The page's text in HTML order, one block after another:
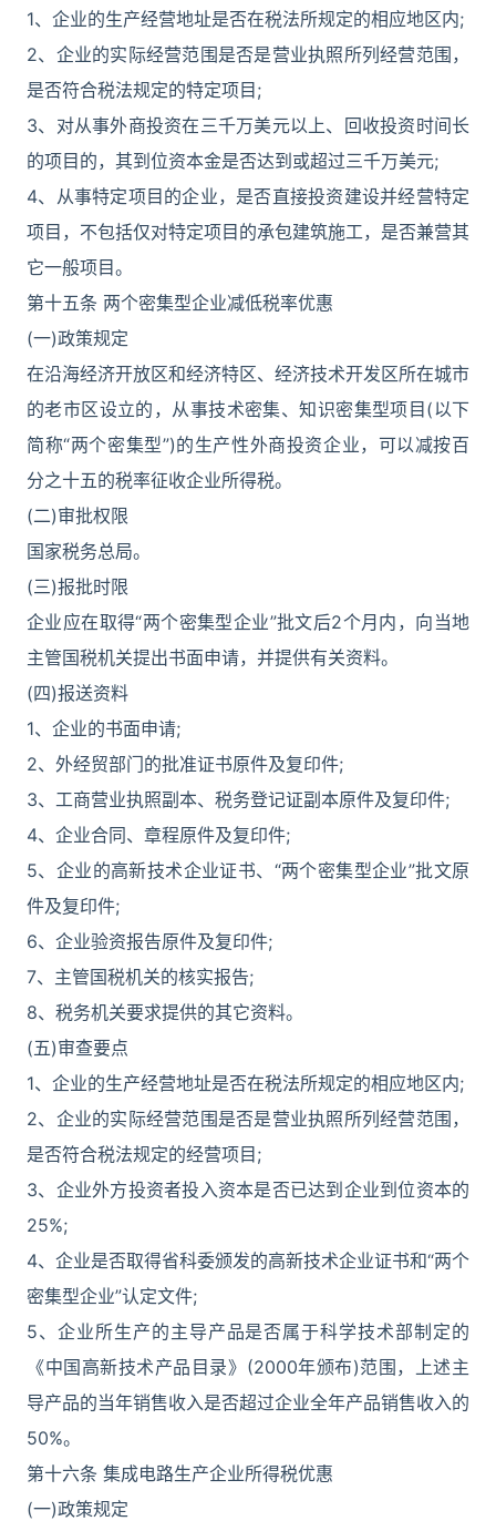
1、企业的生产经营地址是否在税法所规定的相应地区内;
2、企业的实际经营范围是否是营业执照所列经营范围，
是否符合税法规定的特定项目;
3、对从事外商投资在三千万美元以上、回收投资时间长
的项目的，其到位资本金是否达到或超过三千万美元;
4、从事特定项目的企业，是否直接投资建设并经营特定
项目，不包括仅对特定项目的承包建筑施工，是否兼营其
它一般项目。
第十五条 两个密集型企业减低税率优惠
(一)政策规定
在沿海经济开放区和经济特区、经济技术开发区所在城市
的老市区设立的，从事技术密集、知识密集型项目(以下
简称“两个密集型”)的生产性外商投资企业，可以减按百
分之十五的税率征收企业所得税。
(二)审批权限
国家税务总局。
(三)报批时限
企业应在取得“两个密集型企业”批文后2个月内，向当地
主管国税机关提出书面申请，并提供有关资料。
(四)报送资料
1、企业的书面申请;
2、外经贸部门的批准证书原件及复印件;
3、工商营业执照副本、税务登记证副本原件及复印件;
4、企业合同、章程原件及复印件;
5、企业的高新技术企业证书、“两个密集型企业”批文原
件及复印件;
6、企业验资报告原件及复印件;
7、主管国税机关的核实报告;
8、税务机关要求提供的其它资料。
(五)审查要点
1、企业的生产经营地址是否在税法所规定的相应地区内;
2、企业的实际经营范围是否是营业执照所列经营范围，
是否符合税法规定的经营项目;
3、企业外方投资者投入资本是否已达到企业到位资本的
25%;
4、企业是否取得省科委颁发的高新技术企业证书和“两个
密集型企业”认定文件;
5、企业所生产的主导产品是否属于科学技术部制定的
《中国高新技术产品目录》(2000年颁布)范围，上述主
导产品的当年销售收入是否超过企业全年产品销售收入的
50%。
第十六条 集成电路生产企业所得税优惠
(一)政策规定